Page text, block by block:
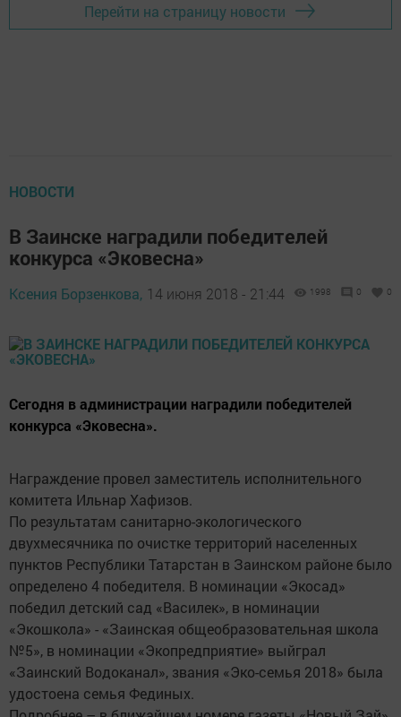
Перейти на страницу новости
НОВОСТИ
В Заинске наградили победителей
конкурса «Эковесна»
Ксения Борзенкова, 14 июня 2018 - 21:44 1998 0 0
Сегодня в администрации наградили победителей
конкурса «Эковесна».
Награждение провел заместитель исполнительного
комитета Ильнар Хафизов.
По результатам санитарно-экологического
двухмесячника по очистке территорий населенных
пунктов Республики Татарстан в Заинском районе было
определено 4 победителя. В номинации «Экосад»
победил детский сад «Василек», в номинации
«Экошкола» - «Заинская общеобразовательная школа
№5», в номинации «Экопредприятие» выйграл
«Заинский Водоканал», звания «Эко-семья 2018» была
удостоена семья Фединых.